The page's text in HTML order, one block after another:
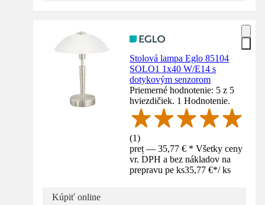
Stolová lampa Eglo 85104
SOLO1 1x40 W/E14 s
dotykovým senzorom
Priemerné hodnotenie: 5 z 5
hviezdičiek. 1 Hodnotenie.
(1)
preț — 35,77 € * Všetky ceny
vr. DPH a bez nákladov na
prepravu pe ks35,77 €*/ ks
Kúpiť online